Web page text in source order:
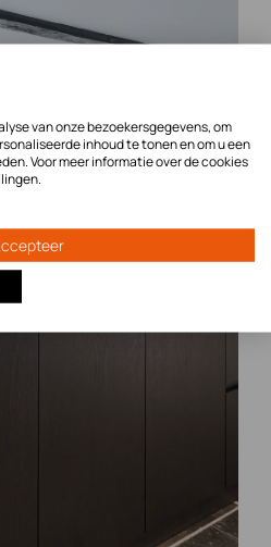
van onze bezoekersgegevens, om
inhoud te tonen en om u een
Voor meer informatie over de cookies